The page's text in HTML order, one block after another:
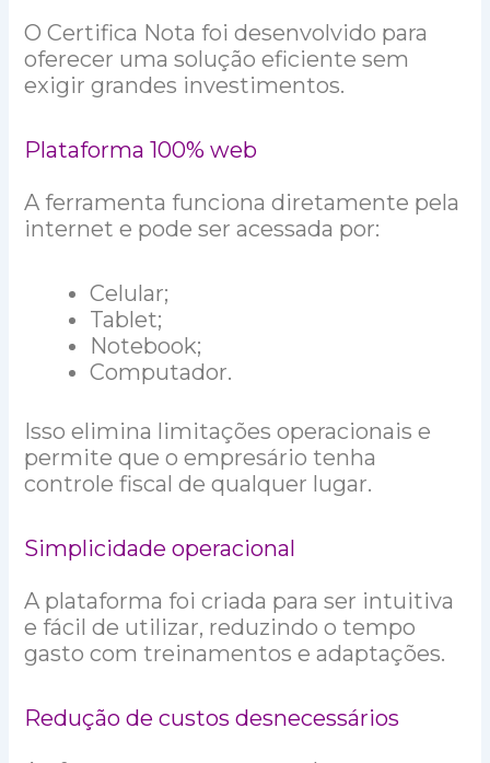
O Certifica Nota foi desenvolvido para
oferecer uma solução eficiente sem
exigir grandes investimentos.
Plataforma 100% web
A ferramenta funciona diretamente pela
internet e pode ser acessada por:
Celular;
Tablet;
Notebook;
Computador.
Isso elimina limitações operacionais e
permite que o empresário tenha
controle fiscal de qualquer lugar.
Simplicidade operacional
A plataforma foi criada para ser intuitiva
e fácil de utilizar, reduzindo o tempo
gasto com treinamentos e adaptações.
Redução de custos desnecessários